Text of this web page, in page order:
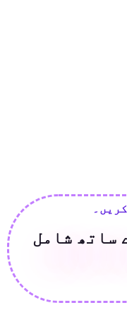
ساتھ شامل